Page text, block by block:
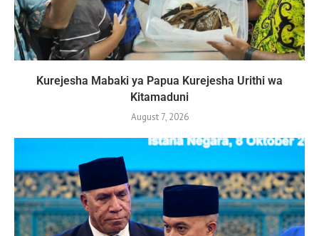
Kurejesha Mabaki ya Papua Kurejesha Urithi wa
Kitamaduni
August 7, 2026